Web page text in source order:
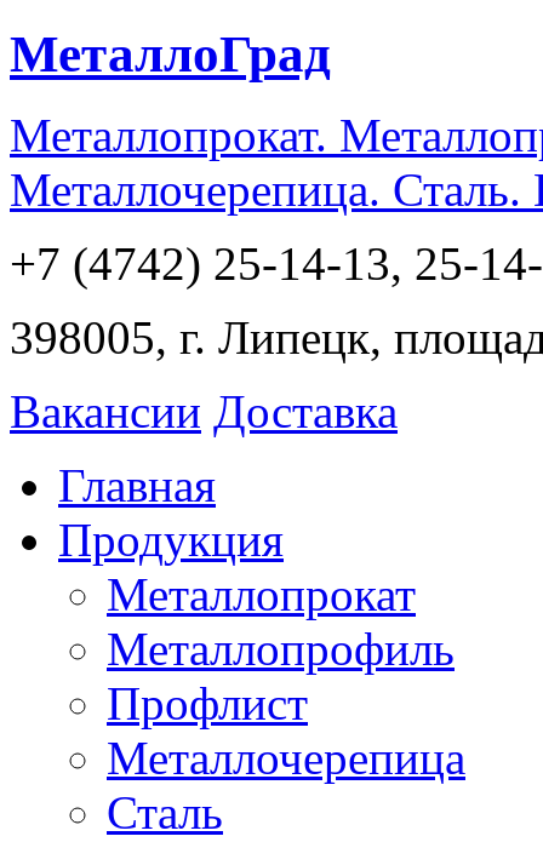
МеталлоГрад
Металлопрокат.
Металлочерепица.
+7 (4742) 25-14-13, 25-
398005, г. Липецк,
Вакансии Доставка
Главная
Продукция
Металлопрокат
Металлопрофиль
Профлист
Металлочерепица
Сталь